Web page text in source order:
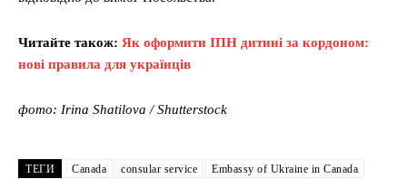
Читайте також: Як оформити ІПН дитині за кордоном:
нові правила для українців
фото: Irina Shatilova / Shutterstock
ТЕГИ Canada consular service Embassy of Ukraine in Canada